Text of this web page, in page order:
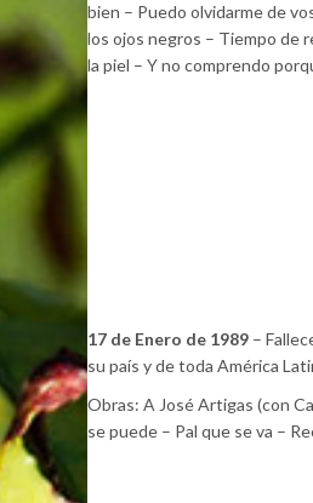
bien – Puedo olvidarme de
los ojos negros – Tiempo de
la piel – Y no comprendo
17 de Enero de 1989 –
su país y de toda América
Obras: A José Artigas (con
se puede – Pal que se va –